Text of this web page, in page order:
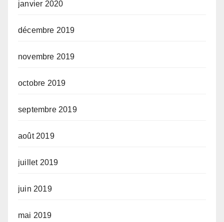
janvier 2020
décembre 2019
novembre 2019
octobre 2019
septembre 2019
août 2019
juillet 2019
juin 2019
mai 2019